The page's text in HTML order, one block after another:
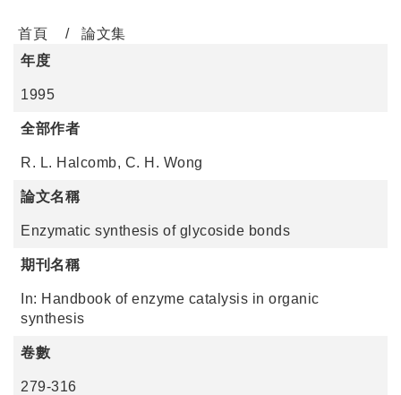
首頁
論文集
年度
1995
全部作者
R. L. Halcomb, C. H. Wong
論文名稱
Enzymatic synthesis of glycoside bonds
期刊名稱
In: Handbook of enzyme catalysis in organic
synthesis
卷數
279-316